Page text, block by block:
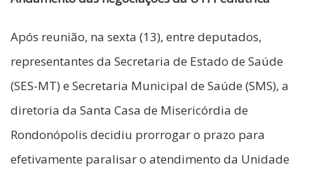
Após reunião, na sexta (13), entre deputados,
representantes da Secretaria de Estado de Saúde
(SES-MT) e Secretaria Municipal de Saúde (SMS), a
diretoria da Santa Casa de Misericórdia de
Rondonópolis decidiu prorrogar o prazo para
efetivamente paralisar o atendimento da Unidade